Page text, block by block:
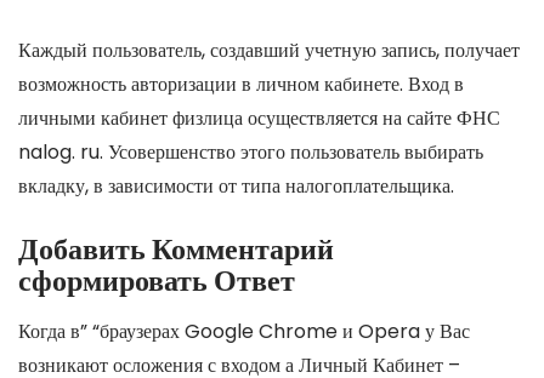
Каждый пользователь, создавший учетную запись, получает
возможность авторизации в личном кабинете. Вход в
личными кабинет физлица осуществляется на сайте ФНС
nalog. ru. Усовершенство этого пользователь выбирать
вкладку, в зависимости от типа налогоплательщика.
Добавить Комментарий
сформировать Ответ
Когда в” “браузерах Google Chrome и Opera у Вас
возникают осложения с входом а Личный Кабинет –